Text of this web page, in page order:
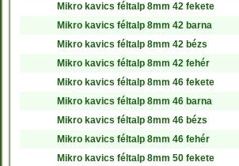
Mikro kavics féltalp 8mm 42 fekete
Mikro kavics féltalp 8mm 42 barna
Mikro kavics féltalp 8mm 42 bézs
Mikro kavics féltalp 8mm 42 fehér
Mikro kavics féltalp 8mm 46 fekete
Mikro kavics féltalp 8mm 46 barna
Mikro kavics féltalp 8mm 46 bézs
Mikro kavics féltalp 8mm 46 fehér
Mikro kavics féltalp 8mm 50 fekete